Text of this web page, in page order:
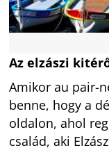
Az elzászi
Amikor au pair-
benne, hogy a
oldalon, ahol
család, aki